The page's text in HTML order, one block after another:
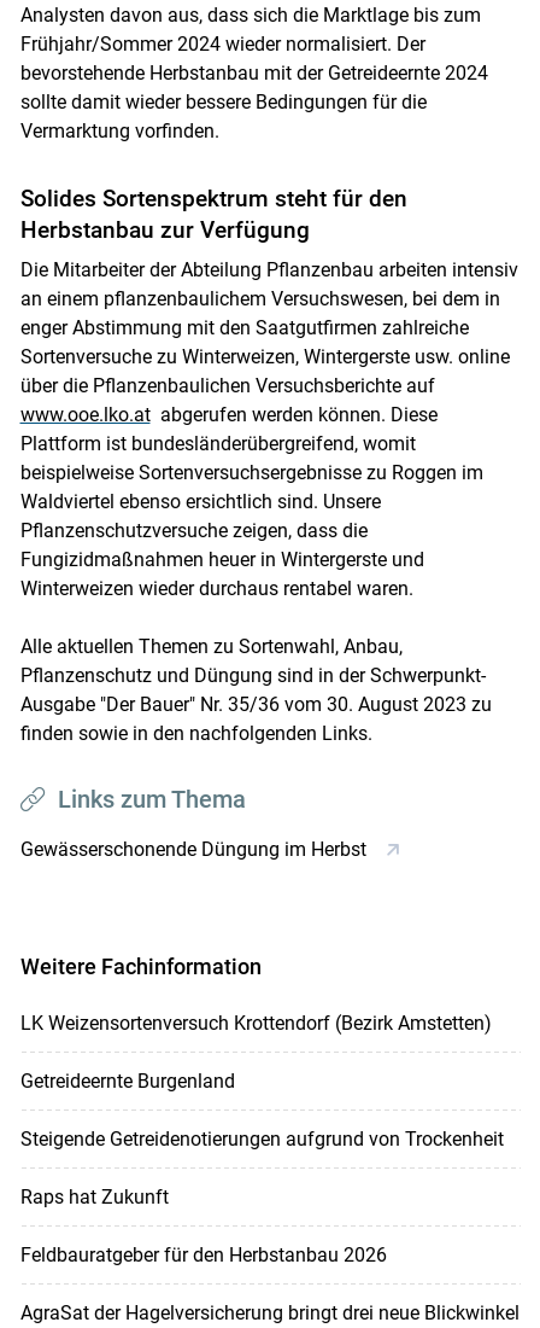
Analysten davon aus, dass sich die Marktlage bis zum
Frühjahr/Sommer 2024 wieder normalisiert. Der
bevorstehende Herbstanbau mit der Getreideernte 2024
sollte damit wieder bessere Bedingungen für die
Vermarktung vorfinden.
Solides Sortenspektrum steht für den
Herbstanbau zur Verfügung
Die Mitarbeiter der Abteilung Pflanzenbau arbeiten intensiv
an einem pflanzenbaulichem Versuchswesen, bei dem in
enger Abstimmung mit den Saatgutfirmen zahlreiche
Sortenversuche zu Winterweizen, Wintergerste usw. online
über die Pflanzenbaulichen Versuchsberichte auf
www.ooe.lko.atabgerufen werden können. Diese
Plattform ist bundesländerübergreifend, womit
beispielweise Sortenversuchsergebnisse zu Roggen im
Waldviertel ebenso ersichtlich sind. Unsere
Pflanzenschutzversuche zeigen, dass die
Fungizidmaßnahmen heuer in Wintergerste und
Winterweizen wieder durchaus rentabel waren.
Alle aktuellen Themen zu Sortenwahl, Anbau,
Pflanzenschutz und Düngung sind in der Schwerpunkt-
Ausgabe "Der Bauer" Nr. 35/36 vom 30. August 2023 zu
finden sowie in den nachfolgenden Links.
Links zum Thema
Gewässerschonende Düngung im Herbst
Weitere Fachinformation
LK Weizensortenversuch Krottendorf (Bezirk Amstetten)
Getreideernte Burgenland
Steigende Getreidenotierungen aufgrund von Trockenheit
Raps hat Zukunft
Feldbauratgeber für den Herbstanbau 2026
AgraSat der Hagelversicherung bringt drei neue Blickwinkel